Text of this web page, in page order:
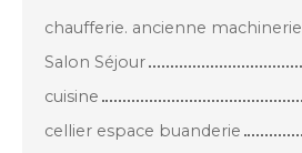
chaufferie. ancienne machinerie
Salon Séjour
cuisine
cellier espace buanderie